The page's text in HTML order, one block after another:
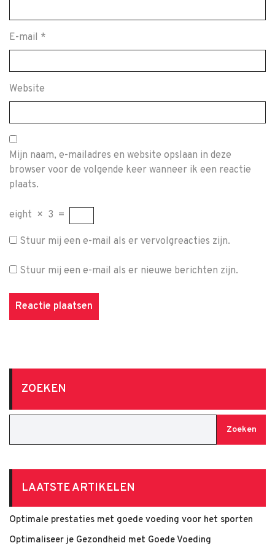
E-mail *
Website
Mijn naam, e-mailadres en website opslaan in deze
browser voor de volgende keer wanneer ik een reactie
plaats.
eight × 3 =
Stuur mij een e-mail als er vervolgreacties zijn.
Stuur mij een e-mail als er nieuwe berichten zijn.
ZOEKEN
Zoeken
LAATSTE ARTIKELEN
Optimale prestaties met goede voeding voor het sporten
Optimaliseer je Gezondheid met Goede Voeding